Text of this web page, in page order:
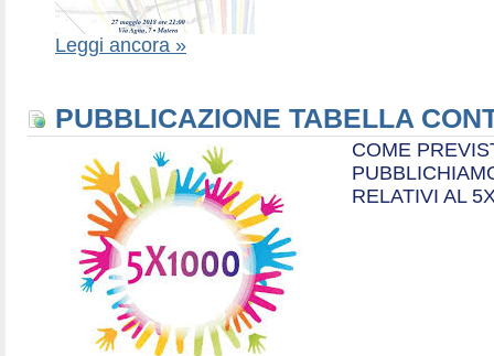
Leggi ancora »
PUBBLICAZIONE TABELLA
COME
RELATIVI AL